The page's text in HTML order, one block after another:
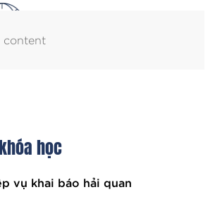
content
học
vụ khai báo hải quan